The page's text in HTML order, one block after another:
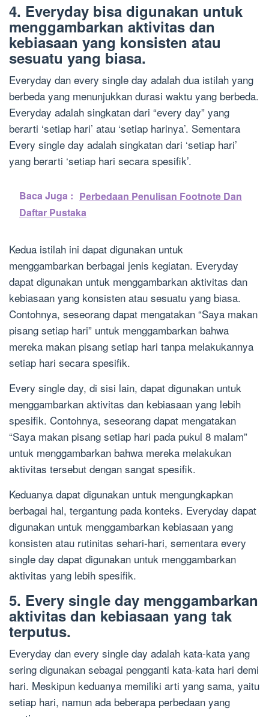
4. Everyday bisa digunakan untuk
menggambarkan aktivitas dan
kebiasaan yang konsisten atau
sesuatu yang biasa.
Everyday dan every single day adalah dua istilah yang
berbeda yang menunjukkan durasi waktu yang berbeda.
Everyday adalah singkatan dari “every day” yang
berarti ‘setiap hari’ atau ‘setiap harinya’. Sementara
Every single day adalah singkatan dari ‘setiap hari’
yang berarti ‘setiap hari secara spesifik’.
Baca Juga : Perbedaan Penulisan Footnote Dan
Daftar Pustaka
Kedua istilah ini dapat digunakan untuk
menggambarkan berbagai jenis kegiatan. Everyday
dapat digunakan untuk menggambarkan aktivitas dan
kebiasaan yang konsisten atau sesuatu yang biasa.
Contohnya, seseorang dapat mengatakan “Saya makan
pisang setiap hari” untuk menggambarkan bahwa
mereka makan pisang setiap hari tanpa melakukannya
setiap hari secara spesifik.
Every single day, di sisi lain, dapat digunakan untuk
menggambarkan aktivitas dan kebiasaan yang lebih
spesifik. Contohnya, seseorang dapat mengatakan
“Saya makan pisang setiap hari pada pukul 8 malam”
untuk menggambarkan bahwa mereka melakukan
aktivitas tersebut dengan sangat spesifik.
Keduanya dapat digunakan untuk mengungkapkan
berbagai hal, tergantung pada konteks. Everyday dapat
digunakan untuk menggambarkan kebiasaan yang
konsisten atau rutinitas sehari-hari, sementara every
single day dapat digunakan untuk menggambarkan
aktivitas yang lebih spesifik.
5. Every single day menggambarkan
aktivitas dan kebiasaan yang tak
terputus.
Everyday dan every single day adalah kata-kata yang
sering digunakan sebagai pengganti kata-kata hari demi
hari. Meskipun keduanya memiliki arti yang sama, yaitu
setiap hari, namun ada beberapa perbedaan yang